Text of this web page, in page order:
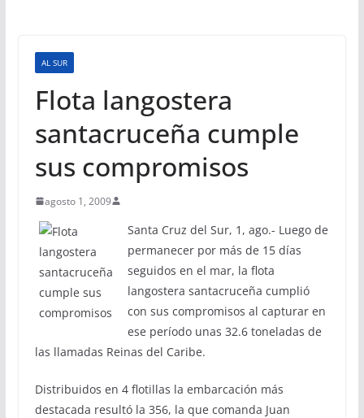
AL SUR
Flota langostera
santacruceña cumple
sus compromisos
agosto 1, 2009
Santa Cruz del Sur, 1, ago.- Luego de
permanecer por más de 15 días
seguidos en el mar, la flota
langostera santacruceña cumplió
con sus compromisos al capturar en
ese período unas 32.6 toneladas de
las llamadas Reinas del Caribe.
Distribuidos en 4 flotillas la embarcación más
destacada resultó la 356, la que comanda Juan